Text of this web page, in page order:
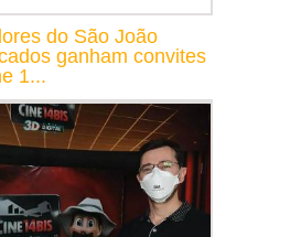
do São João
ganham convites
1...